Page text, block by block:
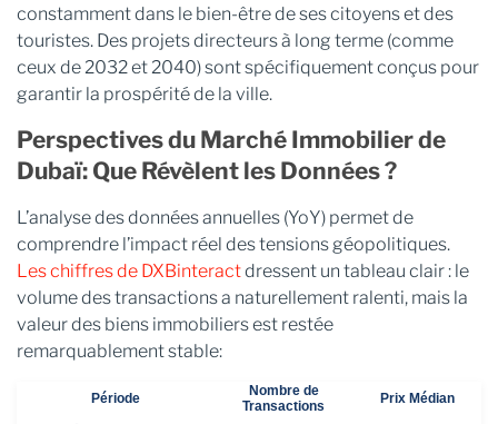
constamment dans le bien-être de ses citoyens et des
touristes. Des projets directeurs à long terme (comme
ceux de 2032 et 2040) sont spécifiquement conçus pour
garantir la prospérité de la ville.
Perspectives du Marché Immobilier de
Dubaï: Que Révèlent les Données ?
L’analyse des données annuelles (YoY) permet de
comprendre l’impact réel des tensions géopolitiques.
Les chiffres de DXBinteractdressent un tableau clair : le
volume des transactions a naturellement ralenti, mais la
valeur des biens immobiliers est restée
remarquablement stable:
Période
Nombre de
Transactions
Prix ​​Médian